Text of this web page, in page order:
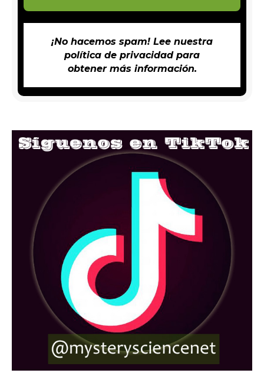
¡No hacemos spam! Lee nuestra
política de privacidadpara
obtener más información.